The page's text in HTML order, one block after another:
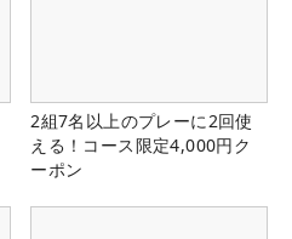
2組7名以上のプレーに2回使
える！コース限定4,000円ク
ーポン